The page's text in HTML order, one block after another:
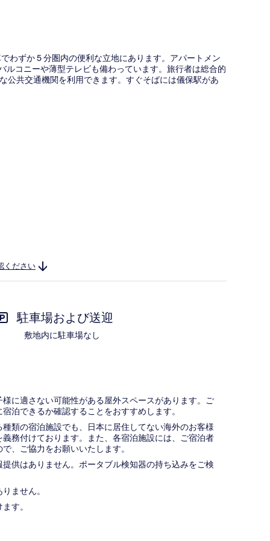
わずか 5 分圏内の便利な立地にあります。アパートメン
コニーや薄型テレビも備わっています。旅行者は総合的
公共交通機関を利用できます。すぐそばには儀保駅があ
ください
駐車場および送迎
敷地内に駐車場なし
に適さない可能性がある屋外スペースがあります。ご
泊できるか確認することをおすすめします。
類の宿泊施設でも、日本に​居住してない海外のお客様
務付け​ております。また、各宿泊施設には、ご宿泊者
、ご協力をお願いいたします。
供はありません。ポータブル検知器の持ち込みをご検
ません。
す。